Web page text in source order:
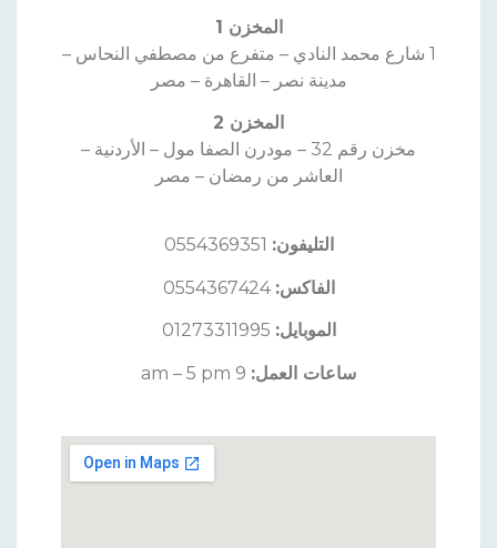
المخزن 1
1 شارع محمد النادي – متفرع من مصطفي النحاس –
مدينة نصر – القاهرة – مصر
المخزن 2
مخزن رقم 32 – مودرن الصفا مول – الأردنية –
العاشر من رمضان – مصر
التليفون:
الفاكس: 0554367424
الموبايل:
ساعات العمل: